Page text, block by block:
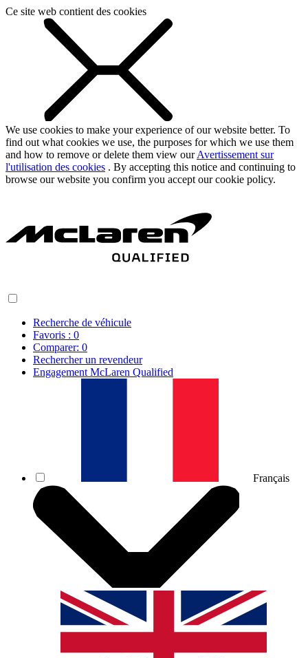
Ce site web contient des cookies
We use cookies to make your experience of our website better. To
find out what cookies we use, the purposes for which we use them
and how to remove or delete them view ourAvertissement sur
l'utilisation des cookies . By accepting this notice and continuing to
browse our website you confirm you accept our cookie policy.
Recherche de véhicule
Favoris : 0
Comparer: 0
Rechercher un revendeur
Engagement McLaren Qualified
Français